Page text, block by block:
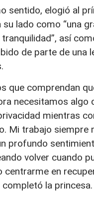
sentido, elogió al
lado como “una
así
de parte de una
que comprendan
necesitamos algo
mientras
Mi trabajo siempre
profundo
volver cuando
centrarme en
completó la princesa.